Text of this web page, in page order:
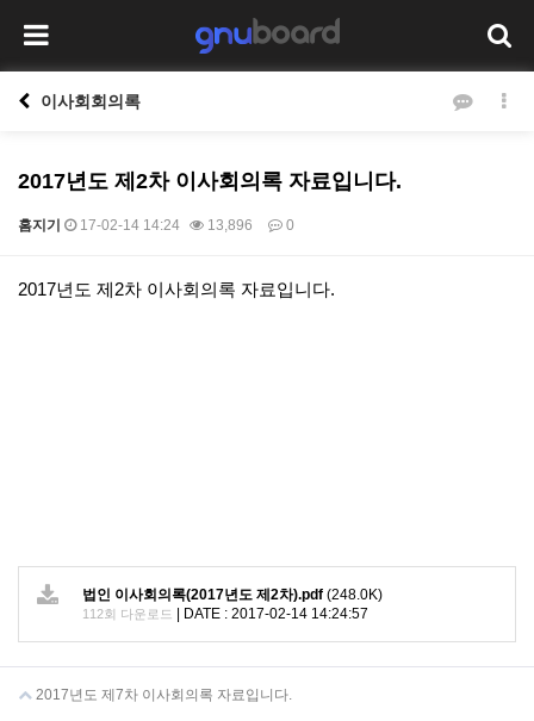
이사회회의록
2017년도 제2차 이사회의록 자료입니다.
홈지기 17-02-14 14:24 13,896 0
본문
2017년도 제2차 이사회의록 자료입니다.
법인 이사회의록(2017년도 제2차).pdf (248.0K)
112회 다운로드 DATE : 2017-02-14 14:24:57
2017년도 제7차 이사회의록 자료입니다.